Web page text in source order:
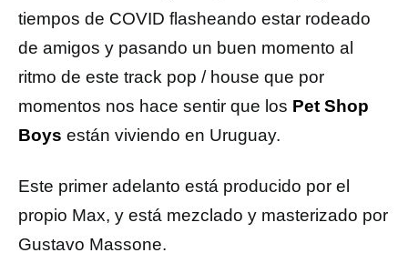
tiempos de COVID flasheando estar rodeado
de amigos y pasando un buen momento al
ritmo de este track pop / house que por
momentos nos hace sentir que los Pet Shop
Boys están viviendo en Uruguay.
Este primer adelanto está producido por el
propio Max, y está mezclado y masterizado por
Gustavo Massone.